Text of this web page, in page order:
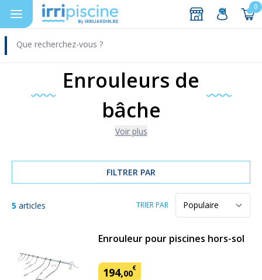
0
DEVIS
Enrouleurs de
bâche
Voir plus
FILTRER PAR
TRIER PAR
5 articles
Enrouleur pour piscines hors-sol
194,00€